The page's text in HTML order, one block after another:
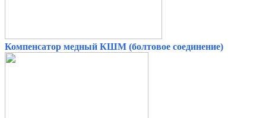
Компенсатор медный КШМ (болтовое соединение)